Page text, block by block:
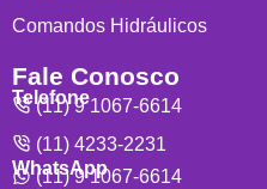
Comandos Hidráulicos
Fale Conosco
Telefone
(11) 9 1067-6614
(11) 4233-2231
WhatsApp
(11) 9 1067-6614